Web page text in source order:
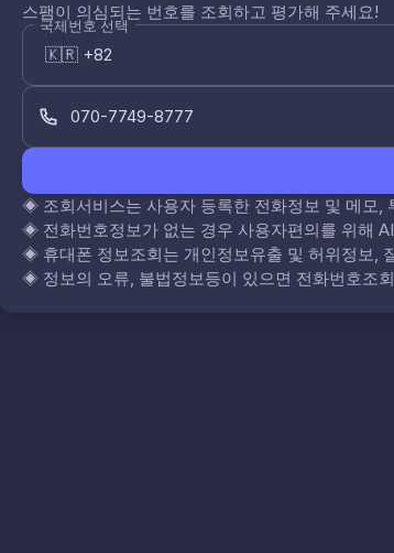
스팸이 의심되는 번호를 조회하고 평가해 주세요!
국제번호 선택
◈ 조회서비스는 사용자 등록한 전화정보 및 메모
◈ 전화번호정보가 없는 경우 사용자편의를 위해
◈ 휴대폰 정보조회는 개인정보유출 및 허위정보,
◈ 정보의 오류, 불법정보등이 있으면 전화번호조